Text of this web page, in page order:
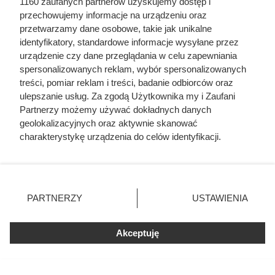
dni wychodzi poniżej 6 zł
Poszła do Rossmanna po kosmetyki, wyszła z
rewelacyjnymi perfumami przecenionymi prawie
o połowę
przechowujemy informacje na urządzeniu oraz
przetwarzamy dane osobowe, takie jak unikalne
identyfikatory, standardowe informacje wysyłane przez
urządzenie czy dane przeglądania w celu zapewniania
spersonalizowanych reklam, wybór spersonalizowanych
treści, pomiar reklam i treści, badanie odbiorców oraz
ulepszanie usług. Za zgodą Użytkownika my i Zaufani
Partnerzy możemy używać dokładnych danych
geolokalizacyjnych oraz aktywnie skanować
charakterystykę urządzenia do celów identyfikacji.
zmienić/wycofać klikając przycisk ustawień prywatności
znajdujący się w lewym dolnym rogu strony
rodzaje przetwarzania danych nie wymagają zgody
użytkownika, ale masz prawo sprzeciwić się takiemu
przetwarzaniu. Preferencje będą miały zastosowania tylko
PARTNERZY USTAWIENIA
Akceptuję